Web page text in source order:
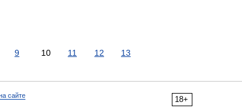
9 10 11 12 13
18+
сайте